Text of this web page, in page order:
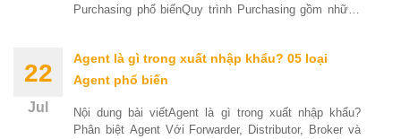
Purchasing phổ biếnQuy trình Purchasing gồm những
22
Jul
Agent là gì trong xuất nhập khẩu? 05 loại
Agent phổ biến
Nội dung bài viếtAgent là gì trong xuất nhập khẩu?
Phân biệt Agent Với Forwarder, Distributor, Broker và